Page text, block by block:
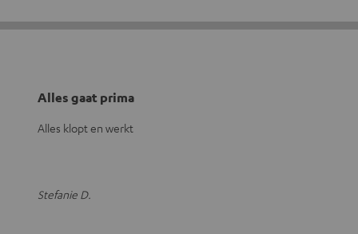
Alles gaat prima
Alles klopt en werkt
Stefanie D.